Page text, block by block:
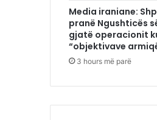
Media iraniane:
pranë Ngushticës
gjatë operacionit
“objektivave
3 hours më parë